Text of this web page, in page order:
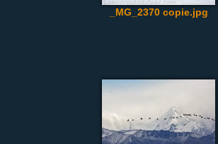
_MG_2370 copie.jpg